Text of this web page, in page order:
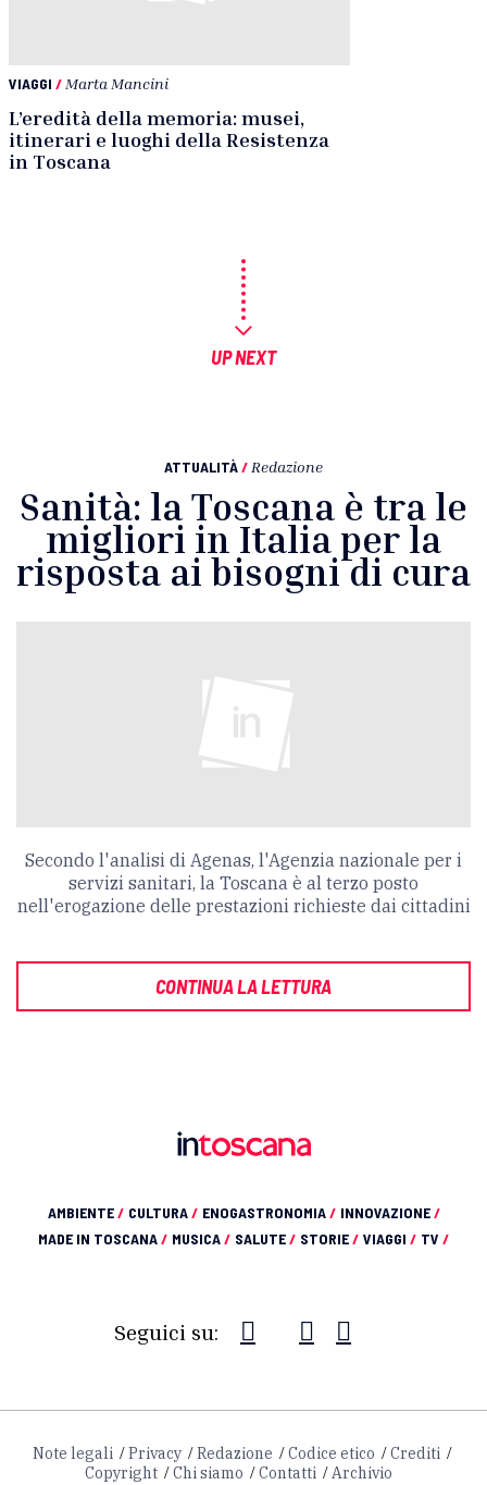
VIAGGI / Marta Mancini
L’eredità della memoria: musei,
itinerari e luoghi della Resistenza
in Toscana
UP NEXT
ATTUALITÀ/ Redazione
Sanità: la Toscana è tra le
migliori in Italia per la
risposta ai bisogni di cura
Secondo l'analisi di Agenas, l'Agenzia nazionale per i
servizi sanitari, la Toscana è al terzo posto
nell'erogazione delle prestazioni richieste dai cittadini
CONTINUA LA LETTURA
AMBIENTE/ CULTURA/ ENOGASTRONOMIA/ INNOVAZIONE/
MADE IN TOSCANA/ MUSICA/ SALUTE/ STORIE/ VIAGGI / TV /
Seguici su:
Note legali Privacy Redazione Codice etico
Crediti
Copyright
Chi siamo Contatti Archivio